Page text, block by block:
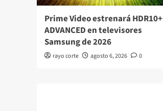
Prime Video estrenará HDR10+
ADVANCED en televisores
Samsung de 2026
rayo corte agosto 6, 2026 0